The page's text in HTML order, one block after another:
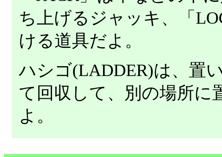
ち上げるジャッキ、「
ける道具だよ。
ハシゴ(LADDER)は、置
て回収して、別の場所に
よ。